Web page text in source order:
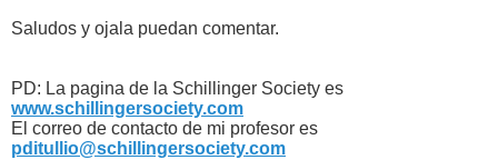
Saludos y ojala puedan comentar.
PD: La pagina de la Schillinger Society es
www.schillingersociety.com
El correo de contacto de mi profesor es
pditullio@schillingersociety.com